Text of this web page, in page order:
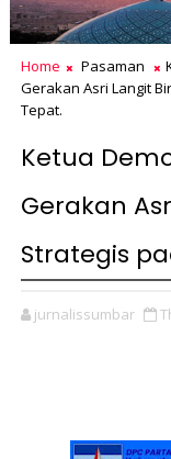
Home Pasaman
Gerakan Asri Langit
Tepat.
Ketua
Gerakan
Strategis
jurnalissumbar